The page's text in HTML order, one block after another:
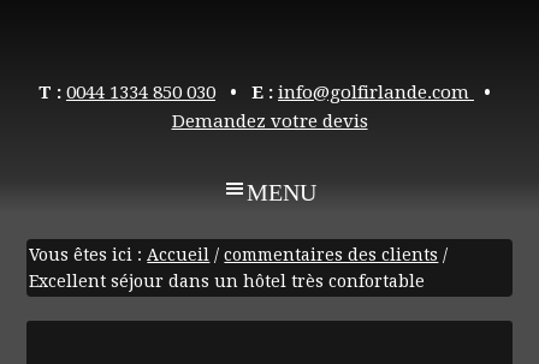
T : 0044 1334 850 030 • E : info@golfirlande.com
•
Demandez votre devis
Vous êtes ici :Accueil / commentaires des clients /
Excellent séjour dans un hôtel très confortable